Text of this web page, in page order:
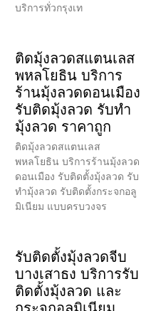
บริการทั่วกรุงเท
ติดมุ้งลวดสแตนเลส
พหลโยธิน บริการ
ร้านมุ้งลวดดอนเมือง
รับติดมุ้งลวด รับทำ
มุ้งลวด ราคาถูก
ติดมุ้งลวดสแตนเลส
พหลโยธิน บริการร้านมุ้งลวด
ดอนเมือง รับติดตั้งมุ้งลวด รับ
ทำมุ้งลวด รับติดตั้งกระจกอลู
มิเนียม แบบครบวงจร
รับติดตั้งมุ้งลวดจีบ
บางเสาธง บริการรับ
ติดตั้งมุ้งลวด และ